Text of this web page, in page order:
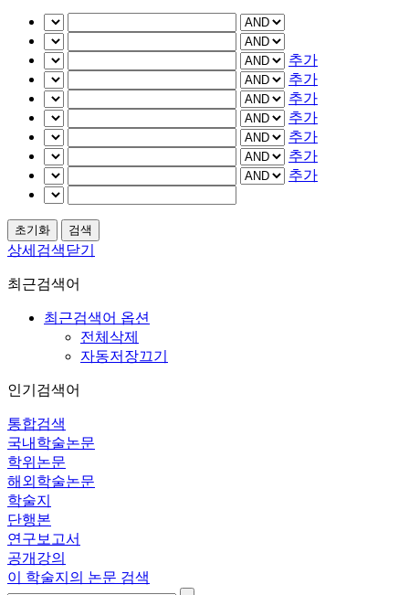
추가
추가
추가
추가
추가
추가
추가
상세검색닫기
최근검색어
최근검색어 옵션
전체삭제
자동저장끄기
인기검색어
통합검색
국내학술논문
학위논문
해외학술논문
학술지
단행본
연구보고서
공개강의
이 학술지의 논문 검색